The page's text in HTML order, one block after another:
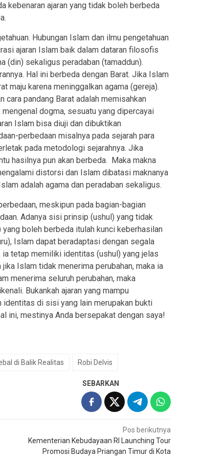
kebenaran ajaran yang tidak boleh berbeda
Hubungan Islam dan ilmu pengetahuan
ajaran Islam baik dalam dataran filosofis
(din) sekaligus peradaban (tamaddun).
Hal ini berbeda dengan Barat. Jika Islam
maju karena meninggalkan agama (gereja).
cara pandang Barat adalah memisahkan
dogma, sesuatu yang dipercayai
Islam bisa diuji dan dibuktikan
perbedaan misalnya pada sejarah para
pada metodologi sejarahnya. Jika
hasilnya pun akan berbeda. Maka makna
distorsi dan Islam dibatasi maknanya
adalah agama dan peradaban sekaligus.
meskipun pada bagian-bagian
Adanya sisi prinsip (ushul) yang tidak
boleh berbeda itulah kunci keberhasilan
Islam dapat beradaptasi dengan segala
ia tetap memiliki identitas (ushul) yang jelas
Islam tidak menerima perubahan, maka ia
menerima seluruh perubahan, maka
Bukankah ajaran yang mampu
di sisi yang lain merupakan bukti
ini, mestinya Anda bersepakat dengan saya!
di Balik Realitas Robi Delvis
SEBARKAN
Pos berikutnya
Kementerian Kebudayaan RI Launching Tour
Promosi Budaya Priangan Timur di Kota